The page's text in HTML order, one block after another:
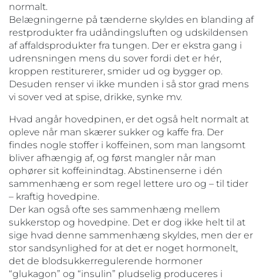
normalt.
Belægningerne på tænderne skyldes en blanding af
restprodukter fra udåndingsluften og udskildensen
af affaldsprodukter fra tungen. Der er ekstra gang i
udrensningen mens du sover fordi det er hér,
kroppen restiturerer, smider ud og bygger op.
Desuden renser vi ikke munden i så stor grad mens
vi sover ved at spise, drikke, synke mv.
Hvad angår hovedpinen, er det også helt normalt at
opleve når man skærer sukker og kaffe fra. Der
findes nogle stoffer i koffeinen, som man langsomt
bliver afhængig af, og først mangler når man
ophører sit koffeinindtag. Abstinenserne i dén
sammenhæng er som regel lettere uro og – til tider
– kraftig hovedpine.
Der kan også ofte ses sammenhæng mellem
sukkerstop og hovedpine. Det er dog ikke helt til at
sige hvad denne sammenhæng skyldes, men der er
stor sandsynlighed for at det er noget hormonelt,
det de blodsukkerregulerende hormoner
“glukagon” og “insulin” pludselig produceres i